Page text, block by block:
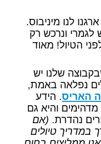
לנו מיניבוס.
לגמרי ונרכש רק
הטיול! מאוד
שלנו יש
נפלאה באמת,
האריס. הידע
מדהימים והיא גם
נהדרת. (אם
במדריך טיולים